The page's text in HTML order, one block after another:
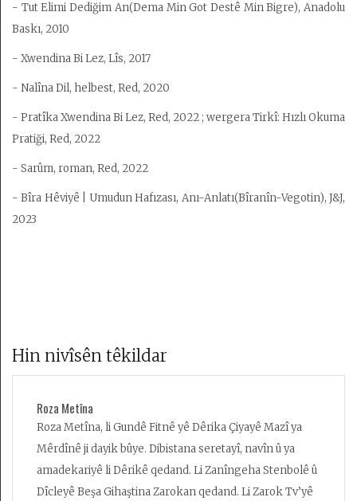
- Tut Elimi Dediğim An(Dema Min Got Destê Min Bigre), Anadolu
Baskı, 2010
- Xwendina Bi Lez, Lîs, 2017
- Nalîna Dil, helbest, Red, 2020
- Pratîka Xwendina Bi Lez, Red, 2022 ; wergera Tirkî: Hızlı Okuma
Pratiği, Red, 2022
- Sarûm, roman, Red, 2022
- Bîra Hêviyê | Umudun Hafızası, Anı-Anlatı(Bîranîn-Vegotin), J&J,
2023
Hin nivîsên têkildar
Roza Metîna
Roza Metîna, li Gundê Fitnê yê Dêrika Çiyayê Mazî ya
Mêrdînê ji dayik bûye. Dibistana seretayî, navîn û ya
amadekariyê li Dêrikê qedand. Li Zanîngeha Stenbolê û
Dîcleyê Beşa Gihaştina Zarokan qedand. Li Zarok Tv’yê